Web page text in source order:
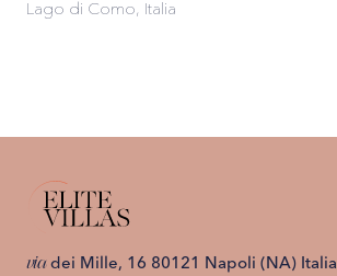
Lago di Como, Italia
viadei Mille, 16 80121 Napoli (NA) Italia